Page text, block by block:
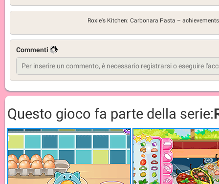
Roxie's Kitchen: Carbonara Pasta –
Commenti
Questo gioco fa parte della serie: